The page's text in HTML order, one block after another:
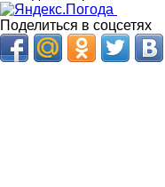
Поделиться в соцсетях